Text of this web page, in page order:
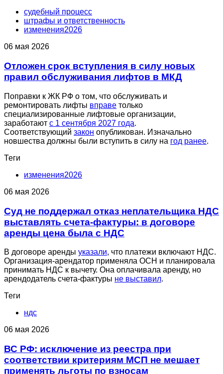
судебный процесс
штрафы и ответственность
изменения2026
06 мая 2026
Отложен срок вступления в силу новых
правил обслуживания лифтов в МКД
Поправки к ЖК РФ о том, что обслуживать и
ремонтировать лифты вправе только
специализированные лифтовые организации,
заработают с 1 сентября 2027 года.
Соответствующий закон опубликован. Изначально
новшества должны были вступить в силу на год ранее.
Теги
изменения2026
06 мая 2026
Суд не поддержал отказ неплательщика НДС
выставлять счета-фактуры: в договоре
аренды цена была с НДС
В договоре аренды указали, что платежи включают НДС.
Организация-арендатор применяла ОСН и планировала
принимать НДС к вычету. Она оплачивала аренду, но
арендодатель счета-фактуры не выставил.
Теги
ндс
06 мая 2026
ВС РФ: исключение из реестра при
соответствии критериям МСП не мешает
применять льготы по взносам